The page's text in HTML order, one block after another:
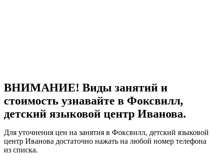
ВНИМАНИЕ! Виды занятий и
стоимость узнавайте в Фоксвилл,
детский языковой центр Иванова.
Для уточнения цен на занятия в Фоксвилл, детский языковой
центр Иванова достаточно нажать на любой номер телефона
из списка.